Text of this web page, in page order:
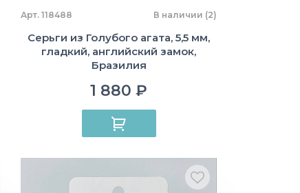
Арт. 118488 В наличии (2)
Серьги из Голубого агата, 5,5 мм,
гладкий, английский замок,
Бразилия
1 880 ₽